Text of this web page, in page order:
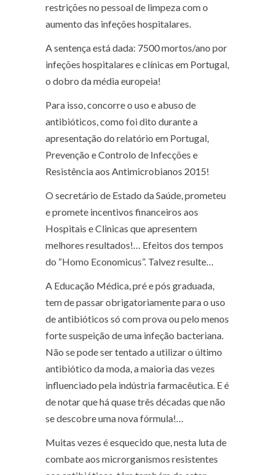
restrições no pessoal de limpeza com o
aumento das infeções hospitalares.
A sentença está dada: 7500 mortos/ano por
infeções hospitalares e clínicas em Portugal,
o dobro da média europeia!
Para isso, concorre o uso e abuso de
antibióticos, como foi dito durante a
apresentação do relatório em Portugal,
Prevenção e Controlo de Infecções e
Resistência aos Antimicrobianos 2015!
O secretário de Estado da Saúde, prometeu
e promete incentivos financeiros aos
Hospitais e Clinicas que apresentem
melhores resultados!… Efeitos dos tempos
do “Homo Economicus”. Talvez resulte…
A Educação Médica, pré e pós graduada,
tem de passar obrigatoriamente para o uso
de antibióticos só com prova ou pelo menos
forte suspeição de uma infeção bacteriana.
Não se pode ser tentado a utilizar o último
antibiótico da moda, a maioria das vezes
influenciado pela indústria farmacêutica. E é
de notar que há quase três décadas que não
se descobre uma nova fórmula!…
Muitas vezes é esquecido que, nesta luta de
combate aos microrganismos resistentes